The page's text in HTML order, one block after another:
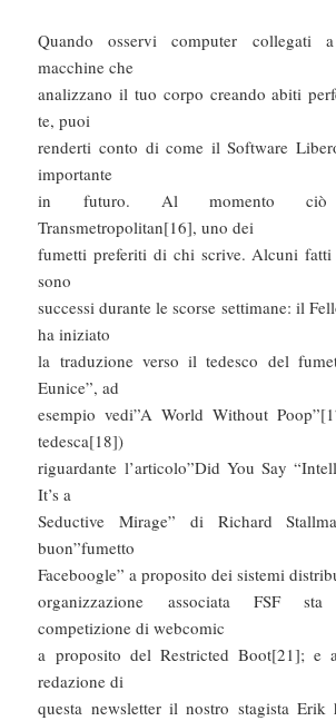
Quando osservi computer collegati
macchine che
analizzano il tuo corpo creando abiti
te, puoi
renderti conto di come il Software
importante
in futuro. Al momento ciò
Transmetropolitan[16], uno dei
fumetti preferiti di chi scrive. Alcuni
sono
successi durante le scorse settimane: il
ha iniziato
la traduzione verso il tedesco del
Eunice”, ad
esempio vedi”A World Without
tedesca[18])
riguardante l’articolo”Did You Say
It’s a
Seductive Mirage” di Richard
buon”fumetto
Faceboogle” a proposito dei sistemi
organizzazione associata FSF
competizione di webcomic
a proposito del Restricted Boot[21]; e
redazione di
questa newsletter il nostro stagista Erik